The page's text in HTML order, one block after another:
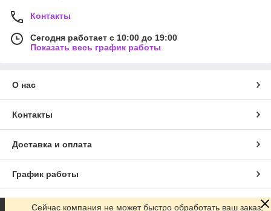
Контакты
Сегодня работает с 10:00 до 19:00
Показать весь график работы
О нас
Контакты
Доставка и оплата
График работы
Полная версия сайта
Сейчас компания не может быстро обработать ваш заказ,